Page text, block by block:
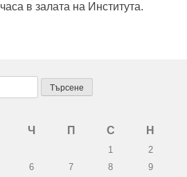
часа в залата на Института.
Ч П С Н
1
2
6 7 8
9